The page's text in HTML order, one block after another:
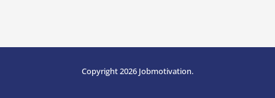
Copyright 2026 Jobmotivation.